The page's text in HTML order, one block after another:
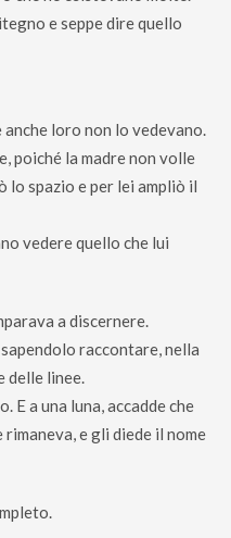
e seppe dire quello
loro non lo vedevano.
poiché la madre non volle
lo spazio e per lei ampliò il
vedere quello che lui
a discernere.
raccontare, nella
delle linee.
E a una luna, accadde che
e gli diede il nome